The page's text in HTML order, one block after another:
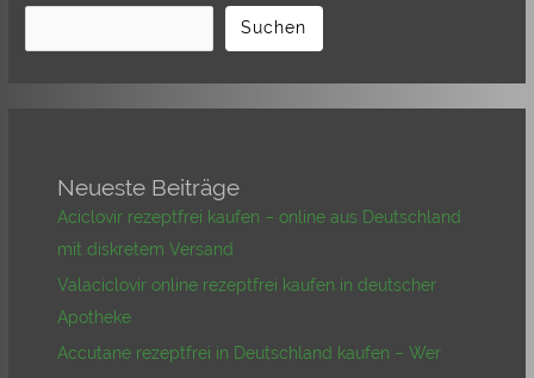
Suchen
Neueste Beiträge
Aciclovir rezeptfrei kaufen – online aus Deutschland
mit diskretem Versand
Valaciclovir online rezeptfrei kaufen in deutscher
Apotheke
Accutane rezeptfrei in Deutschland kaufen – Wer